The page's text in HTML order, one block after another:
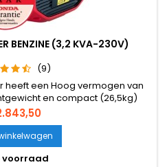
BENZINE (3,2 KVA-230V)
(9)
heeft een Hoog vermogen van
en compact (26,5kg)
starten in twee acties. De
van een Batterijloos FI
Door de toepassing van een
is het totale gewicht van de
en zijn...
voorraad